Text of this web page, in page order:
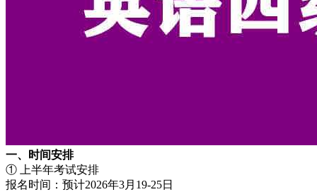
一、时间安排
① 上半年考试安排
报名时间：预计2026年3月19-25日